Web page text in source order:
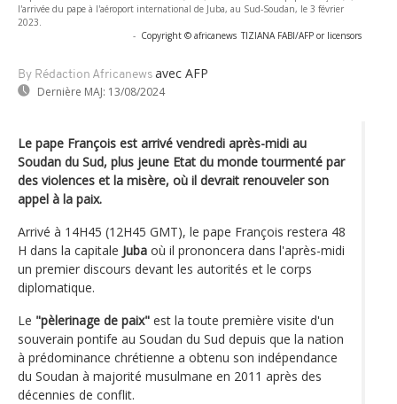
l'arrivée du pape à l'aéroport international de Juba, au Sud-Soudan, le 3 février
2023.
- Copyright © africanews TIZIANA FABI/AFP or licensors
By Rédaction Africanews avec AFP
Dernière MAJ: 13/08/2024
Le pape François est arrivé vendredi après-midi au
Soudan du Sud, plus jeune Etat du monde tourmenté par
des violences et la misère, où il devrait renouveler son
appel à la paix.
Arrivé à 14H45 (12H45 GMT), le pape François restera 48
H dans la capitale Juba où il prononcera dans l'après-midi
un premier discours devant les autorités et le corps
diplomatique.
Le "pèlerinage de paix" est la toute première visite d'un
souverain pontife au Soudan du Sud depuis que la nation
à prédominance chrétienne a obtenu son indépendance
du Soudan à majorité musulmane en 2011 après des
décennies de conflit.